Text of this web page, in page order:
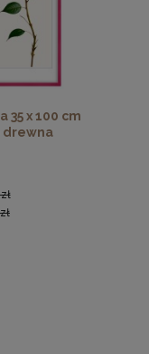
35 x 100 cm
drewna